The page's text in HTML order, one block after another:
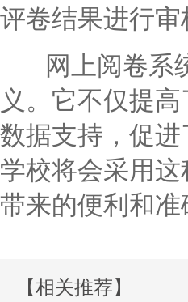
评卷结果进行
网上阅卷系统
义。它不仅提
数据支持，促
学校将会采用
带来的便利和准
【相关推荐】